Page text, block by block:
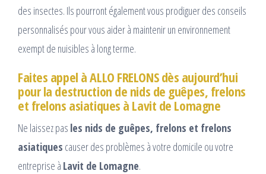
des insectes. Ils pourront également vous prodiguer des conseils
personnalisés pour vous aider à maintenir un environnement
exempt de nuisibles à long terme.
Faites appel à ALLO FRELONS dès aujourd’hui
pour la destruction de nids de guêpes, frelons
et frelons asiatiques à Lavit de Lomagne
Ne laissez pas les nids de guêpes, frelons et frelons
asiatiques causer des problèmes à votre domicile ou votre
entreprise à Lavit de Lomagne.